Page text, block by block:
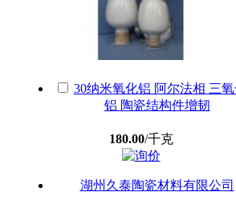
30纳米氧化铝 阿尔法相 三氧
铝 陶瓷结构件增韧
180.00/千克
湖州久泰陶瓷材料有限公司